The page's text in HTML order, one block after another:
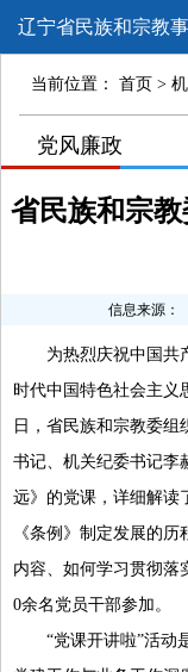
辽宁省民族和宗教
当前位置： 首页 >
>>
党风廉政
省民族和宗
信息来源：
为热烈庆祝中国共
时代中国特色社会主义
日， 省民族和宗教委组
书记、机关纪委书记李
远》的党课，详细解读
《条例》制定发展的
内容、如何学习贯彻落
0余名党员干部参加。
“党课开讲啦”活动